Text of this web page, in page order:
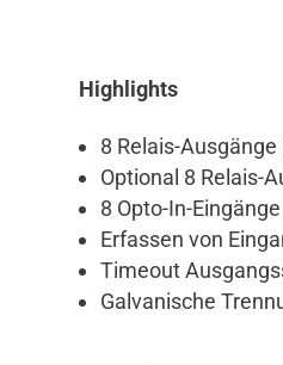
Highlights
8 Relais-
Optional 8 Relais-
8 Opto-In-
Erfassen von
Timeout
Galvanische